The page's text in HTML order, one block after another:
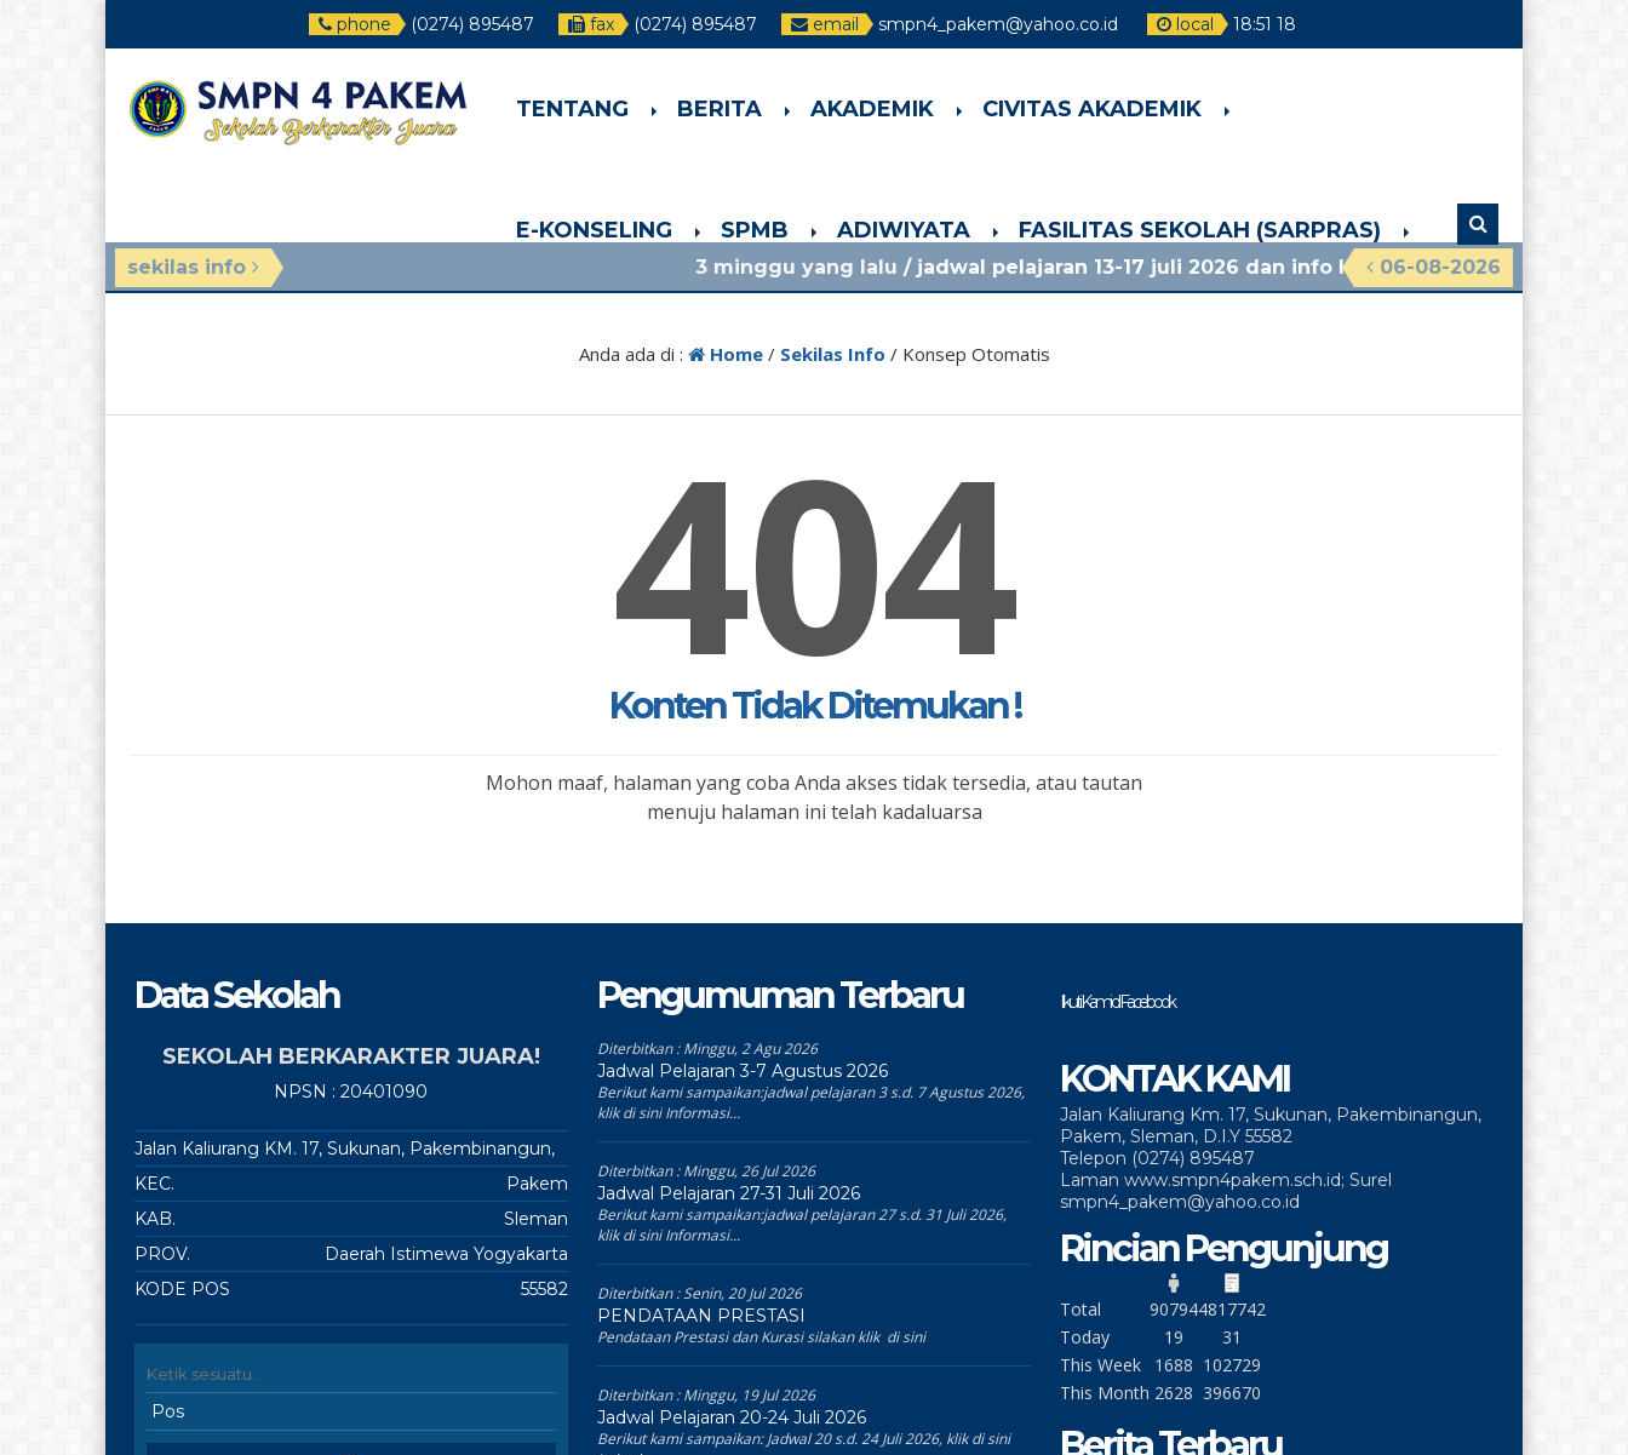
phone (0274) 895487 fax (0274) 895487 email smpn4_pakem@yahoo.co.id local 18:51 19
TENTANG BERITA AKADEMIK CIVITAS AKADEMIK
E-KONSELING SPMB ADIWIYATA FASILITAS SEKOLAH (SARPRAS)
sekilas info 06-08-2026
3 minggu yang lalu/ jadwal pelajaran 13-17 juli 2026 dan info lainnya, lihat pengumuman terbaru!
Anda ada di : Home/ Sekilas Info / Konsep Otomatis
404
Konten Tidak Ditemukan !
Mohon maaf, halaman yang coba Anda akses tidak tersedia, atau tautan
menuju halaman ini telah kadaluarsa
Data Sekolah
SEKOLAH BERKARAKTER JUARA!
NPSN : 20401090
Jalan Kaliurang KM. 17, Sukunan, Pakembinangun,
KEC.
Pakem
KAB.
Sleman
PROV.
Daerah Istimewa Yogyakarta
KODE POS
55582
Pengumuman Terbaru
Diterbitkan :Minggu, 2 Agu 2026
Jadwal Pelajaran 3-7 Agustus 2026
Berikut kami sampaikan:jadwal pelajaran 3 s.d. 7 Agustus 2026,
klik di sini Informasi...
Diterbitkan :Minggu, 26 Jul 2026
Jadwal Pelajaran 27-31 Juli 2026
Berikut kami sampaikan:jadwal pelajaran 27 s.d. 31 Juli 2026,
klik di sini Informasi...
Diterbitkan :Senin, 20 Jul 2026
PENDATAAN PRESTASI
Pendataan Prestasi dan Kurasi silakan klik di sini
Diterbitkan :Minggu, 19 Jul 2026
Jadwal Pelajaran 20-24 Juli 2026
Berikut kami sampaikan: Jadwal 20 s.d. 24 Juli 2026, klik di sini
Ikuti Kami di Facebook
KONTAK KAMI
Jalan Kaliurang Km. 17, Sukunan, Pakembinangun,
Pakem, Sleman, D.I.Y 55582
Telepon (0274) 895487
Laman www.smpn4pakem.sch.id; Surel
smpn4_pakem@yahoo.co.id
Rincian Pengunjung
Total 907944817742
Today
19
31
This Week
1688 102729
This Month 2628 396670
Berita Terbaru